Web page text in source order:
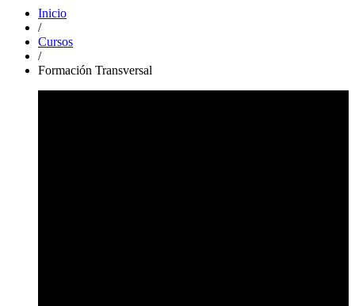
Inicio
/
Cursos
/
Formación Transversal